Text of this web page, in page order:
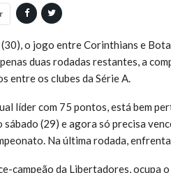
o jogo entre Corinthians e
duas rodadas restantes, a
entre os clubes da Série A.
líder com 75 pontos, está bem
(29) e agora só precisa
Na última rodada,
campeão da Libertadores, ocupa